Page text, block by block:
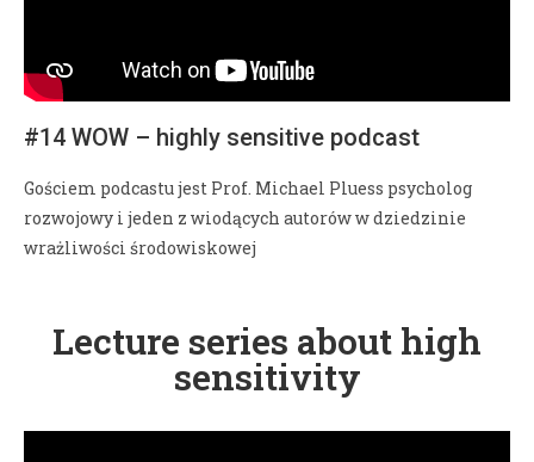
#14 WOW – highly sensitive podcast
Gościem podcastu jest Prof. Michael Pluess psycholog
rozwojowy i jeden z wiodących autorów w dziedzinie
wrażliwości środowiskowej
Lecture series about high
sensitivity